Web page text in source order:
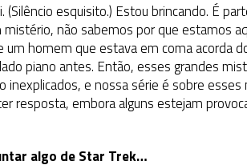
(Silêncio esquisito.) Estou brincando. É
não sabemos por que estamos
homem que estava em coma acorda
piano antes. Então, esses grandes
inexplicados, e nossa série é sobre
resposta, embora alguns estejam
algo de Star Trek…